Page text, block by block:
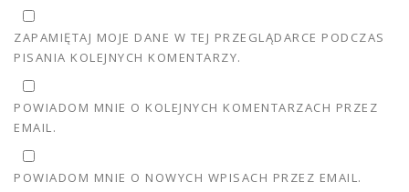
ZAPAMIĘTAJ MOJE DANE W TEJ PRZEGLĄDARCE PODCZAS
PISANIA KOLEJNYCH KOMENTARZY.
POWIADOM MNIE O KOLEJNYCH KOMENTARZACH PRZEZ
EMAIL.
POWIADOM MNIE O NOWYCH WPISACH PRZEZ EMAIL.